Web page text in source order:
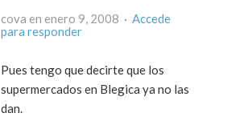
cova en enero 9, 2008 · Accede
para responder
Pues tengo que decirte que los
supermercados en Blegica ya no las
dan.